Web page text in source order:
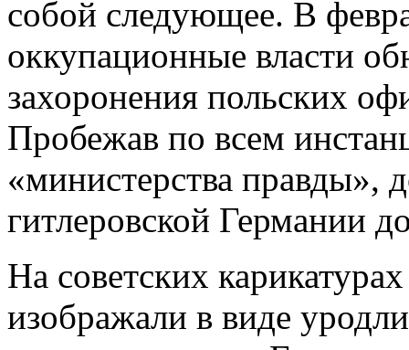
собой следующее. В
оккупационные власти
захоронения польских
Пробежав по всем
«министерства правды»,
гитлеровской Германии
На советских
изображали в виде